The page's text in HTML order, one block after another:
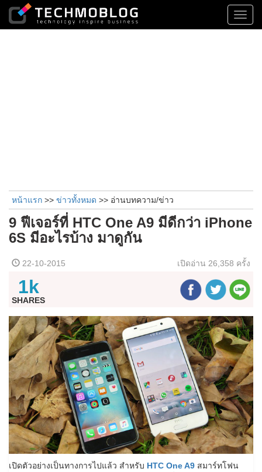
หน้าแรก >> ข่าวทั้งหมด >> อ่านบทความ/ข่าว
9 ฟีเจอร์ที่ HTC One A9 มีดีกว่า iPhone
6S มีอะไรบ้าง มาดูกัน
22-10-2015 เปิดอ่าน 26,358 ครั้ง
1k
SHARES
เปิดตัวอย่างเป็นทางการไปแล้ว สำหรับ HTC One A9 สมาร์ทโฟน